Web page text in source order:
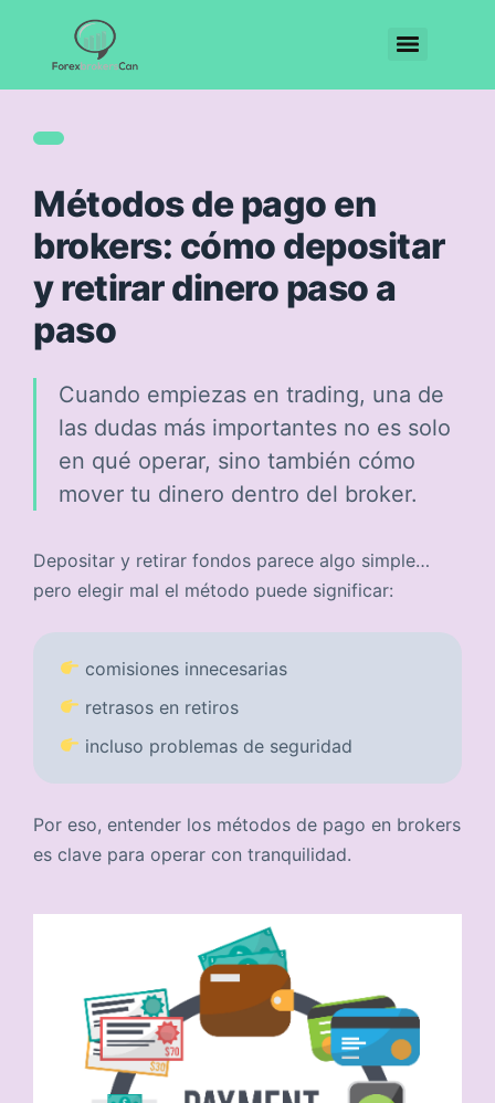
Métodos de pago en
brokers: cómo depositar
y retirar dinero paso a
paso
Cuando empiezas en trading, una de
las dudas más importantes no es solo
en qué operar, sino también cómo
mover tu dinero dentro del broker.
Depositar y retirar fondos parece algo simple…
pero elegir mal el método puede significar:
comisiones innecesarias
retrasos en retiros
incluso problemas de seguridad
Por eso, entender los métodos de pago en brokers
es clave para operar con tranquilidad.